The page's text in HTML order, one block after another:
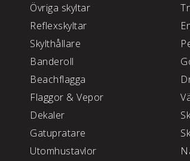
Övriga skyltar
Reflexskyltar
Skylthållare
Banderoll
Beachflagga
Flaggor & Vepor
Dekaler
Gatupratare
Utomhustavlor